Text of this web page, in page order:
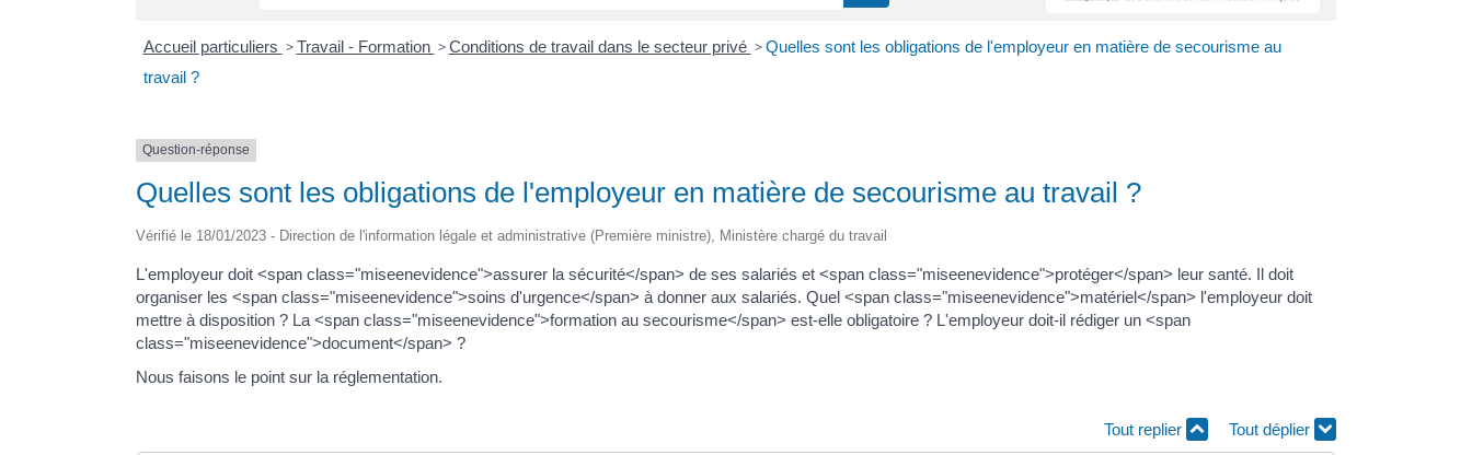
Accueil particuliers > Travail - Formation > Conditions de travail dans le secteur privé > Quelles sont les obligations de l'employeur en matière de secourisme au
travail ?
Question-réponse
Quelles sont les obligations de l'employeur en matière de secourisme au travail ?
Vérifié le 18/01/2023 - Direction de l'information légale et administrative (Première ministre), Ministère chargé du travail
L'employeur doit <span class="miseenevidence">assurer la sécurité</span> de ses salariés et <span class="miseenevidence">protéger</span> leur santé. Il doit
organiser les <span class="miseenevidence">soins d'urgence</span> à donner aux salariés. Quel <span class="miseenevidence">matériel</span> l'employeur doit
mettre à disposition ? La <span class="miseenevidence">formation au secourisme</span> est-elle obligatoire ? L'employeur doit-il rédiger un <span
class="miseenevidence">document</span> ?
Nous faisons le point sur la réglementation.
Tout replier Tout déplier